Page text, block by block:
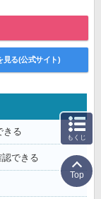
見る(公式サイト)
きる
できる
もくじ
Top